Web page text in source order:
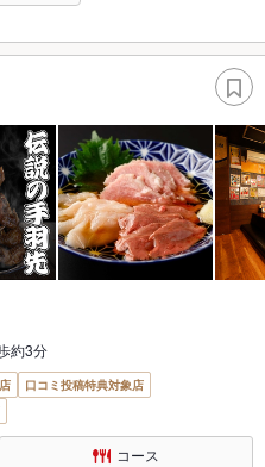
約3分
口コミ投稿特典対象店
コース